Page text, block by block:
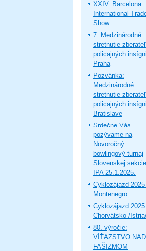
XXIV. Barcelona
International
Show
7. Medzinárodné
stretnutie
policajných
Praha
Pozvánka:
Medzinárodné
stretnutie
policajných
Bratislave
Srdečne Vás
pozývame na
Novoročný
bowlingový turnaj
Slovenskej sekcie
IPA 25.1.2025.
Cyklozájazd 2025
Montenegro
Cyklozájazd 2025
Chorvátsko /Istria/
80. výročie:
VÍŤAZSTVO NAD
FAŠIZMOM